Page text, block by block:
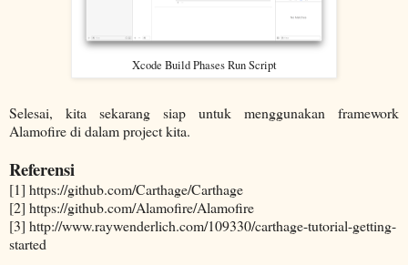
Xcode Build Phases Run Script
Selesai, kita sekarang siap untuk menggunakan framework
Alamofire di dalam project kita.
Referensi
[1] https://github.com/Carthage/Carthage
[2] https://github.com/Alamofire/Alamofire
[3] http://www.raywenderlich.com/109330/carthage-tutorial-getting-
started